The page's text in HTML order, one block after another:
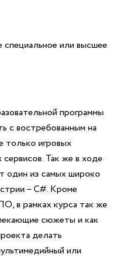
или высшее
программы
с востребованным на
только игровых
Так же в ходе
один из самых широко
– C#. Кроме
в рамках курса так же
сюжеты и как
делать
или